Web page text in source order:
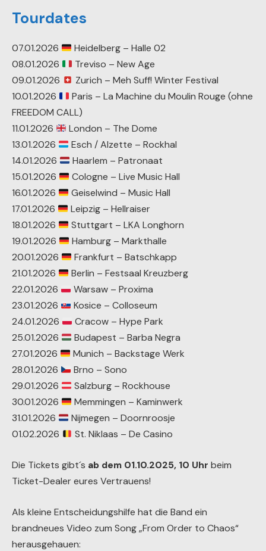
Tourdates
07.01.2026
Heidelberg – Halle 02
08.01.2026
Treviso – New Age
09.01.2026
Zurich – Meh Suff! Winter Festival
10.01.2026
Paris – La Machine du Moulin Rouge (ohne
FREEDOM CALL)
11.01.2026
London – The Dome
13.01.2026
Esch / Alzette – Rockhal
14.01.2026
Haarlem – Patronaat
15.01.2026
Cologne – Live Music Hall
16.01.2026
Geiselwind – Music Hall
17.01.2026
Leipzig – Hellraiser
18.01.2026
Stuttgart – LKA Longhorn
19.01.2026
Hamburg – Markthalle
20.01.2026
Frankfurt – Batschkapp
21.01.2026
Berlin – Festsaal Kreuzberg
22.01.2026
Warsaw – Proxima
23.01.2026
Kosice – Colloseum
24.01.2026
Cracow – Hype Park
25.01.2026
Budapest – Barba Negra
27.01.2026
Munich – Backstage Werk
28.01.2026
Brno – Sono
29.01.2026
Salzburg – Rockhouse
30.01.2026
Memmingen – Kaminwerk
31.01.2026
Nijmegen – Doornroosje
01.02.2026
St. Niklaas – De Casino
Die Tickets gibt´s ab dem 01.10.2025, 10 Uhr beim
Ticket-Dealer eures Vertrauens!
Als kleine Entscheidungshilfe hat die Band ein
brandneues Video zum Song „From Order to Chaos“
herausgehauen: